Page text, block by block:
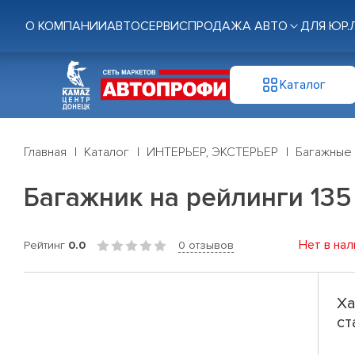
О КОМПАНИИАВТОСЕРВИСПРОДАЖА АВТО ДЛЯ
Каталог
Главная Каталог ИНТЕРЬЕР, ЭКСТЕРЬЕР Багажные
Багажник на рейлинги
Рейтинг 0.0 0 отзывов Нет в